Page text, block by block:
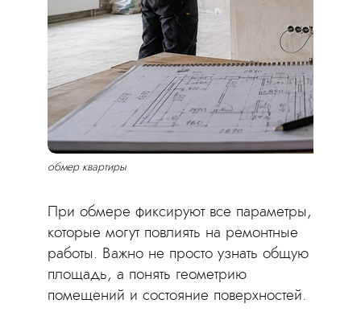
обмер квартиры
При обмере фиксируют все параметры,
которые могут повлиять на ремонтные
работы. Важно не просто узнать общую
площадь, а понять геометрию
помещений и состояние поверхностей.